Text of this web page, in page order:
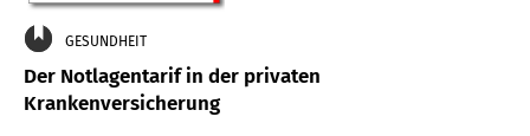
GESUNDHEIT
Der Notlagentarif in der privaten
Krankenversicherung